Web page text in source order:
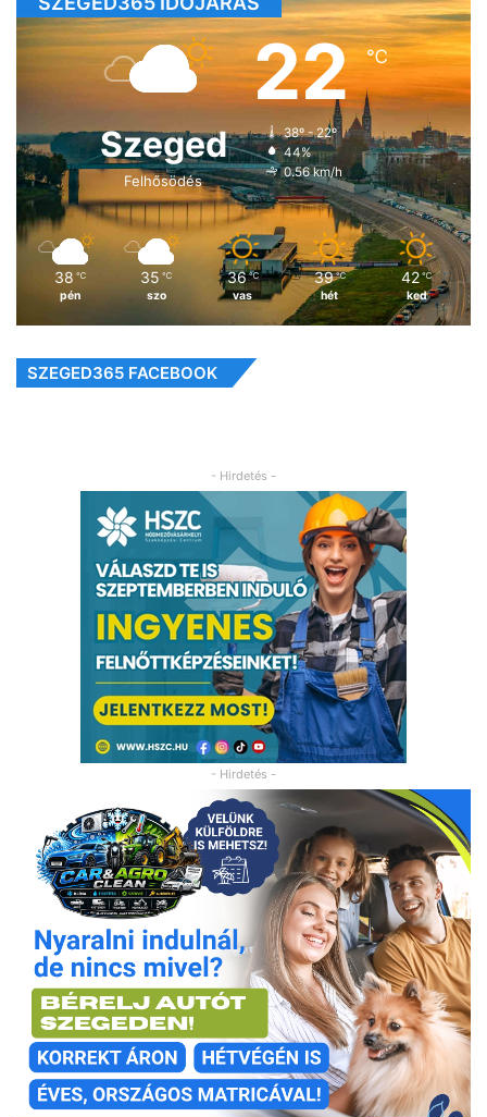
Szeged
Felhősödés
22℃
38º - 22º
44%
0.56 km/h
38 ℃
pén
35 ℃
szo
36 ℃
vas
39 ℃
hét
42 ℃
ked
SZEGED365 FACEBOOK
- Hirdetés -
- Hirdetés -